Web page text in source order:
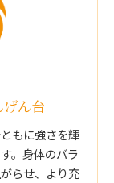
ん台
もに強さを輝
。身体のバラ
らせ、より充